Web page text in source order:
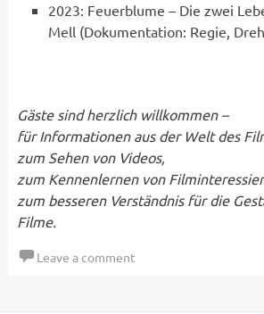
2023: Feuerblume – Die zwei
Mell (Dokumentation: Regie,
Gäste sind herzlich willkommen –
für Informationen aus der Welt des
zum Sehen von Videos,
zum Kennenlernen von
zum besseren Verständnis für die
Filme.
Leave a comment